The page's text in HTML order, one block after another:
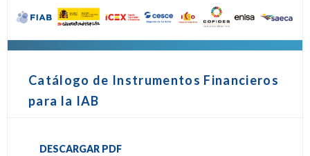
Catálogo de Instrumentos Financieros
para la IAB
DESCARGAR PDF